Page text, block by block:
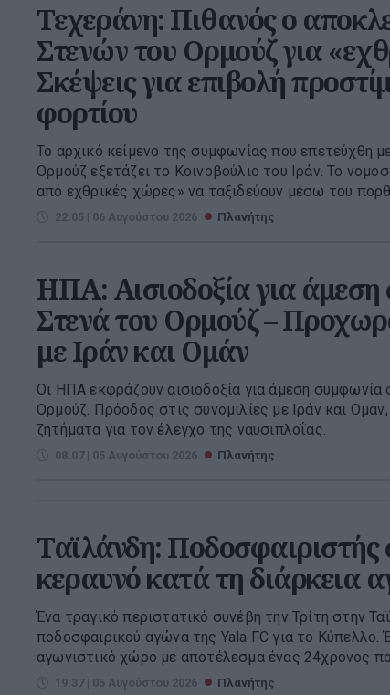
Τεχεράνη: Πιθανός ο
Στενών του Ορμούζ για
Σκέψεις για επιβολή
φορτίου
Το αρχικό κείμενο της συμφωνίας που επετεύχθη
Ορμούζ εξετάζει το Κοινοβούλιο του Ιράν. Το
από εχθρικές χώρες» να ταξιδεύουν μέσω του
22:05 | 06 Αυγούστου 2026 Πλανήτης
ΗΠΑ: Αισιοδοξία για
Στενά του Ορμούζ –
με Ιράν και Ομάν
Οι ΗΠΑ εκφράζουν αισιοδοξία για άμεση συμφωνία
Ορμούζ. Πρόοδος στις συνομιλίες με Ιράν και
ζητήματα για τον έλεγχο της ναυσιπλοΐας.
08:07 | 05 Αυγούστου 2026 Πλανήτης
Ταϊλάνδη:
κεραυνό κατά τη διάρκεια
Ένα τραγικό περιστατικό συνέβη την Τρίτη στην
ποδοσφαιρικού αγώνα της Yala FC για το Κύπελλο.
αγωνιστικό χώρο με αποτέλεσμα ένας 24χρονος
19:37 | 05 Αυγούστου 2026 Πλανήτης